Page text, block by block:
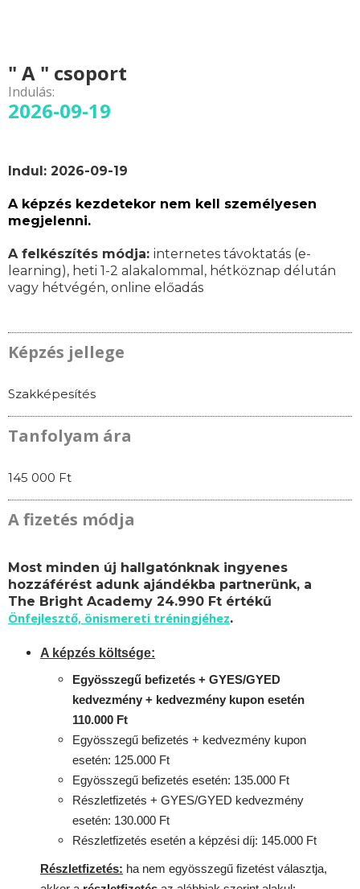
" A " csoport
Indulás:
2026-09-19
Indul: 2026-09-19
A képzés kezdetekor nem kell személyesen
megjelenni.
A felkészítés módja: internetes távoktatás (e-
learning), heti 1-2 alakalommal, hétköznap délután
vagy hétvégén, online előadás
Képzés jellege
Szakképesítés
Tanfolyam ára
145 000 Ft
A fizetés módja
Most minden új hallgatónknak ingyenes
hozzáférést adunk ajándékba partnerünk, a
The Bright Academy 24.990 Ft értékű
Önfejlesztő, önismereti tréningjéhez.
A képzés költsége:
Egyösszegű befizetés + GYES/GYED
kedvezmény + kedvezmény kupon esetén
110.000 Ft
Egyösszegű befizetés + kedvezmény kupon
esetén: 125.000 Ft
Egyösszegű befizetés esetén: 135.000 Ft
Részletfizetés + GYES/GYED kedvezmény
esetén: 130.000 Ft
Részletfizetés esetén a képzési díj: 145.000 Ft
Részletfizetés: ha nem egyösszegű fizetést választja,